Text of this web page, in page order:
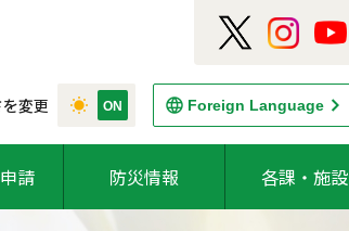
変更 Foreign Language
請 防災情報 各課・施設